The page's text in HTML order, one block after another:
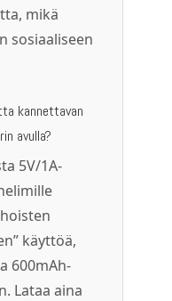
mikä
sosiaaliseen
kannettavan
avulla?
5V/1A-
käyttöä,
600mAh-
Lataa aina